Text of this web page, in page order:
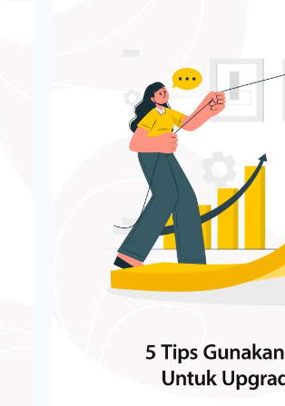
administrator terlebih
diperhatikan dalam
harus mengaktifkan
menggunakan fitur ini.
lanjut tentang petunjuk
dan masing-masing add-
atau grup. Setelah
menggunakan kit
presentasi dan rencana
cara memulai add-on.
membuat versi interaktif
juga: Merancang Sistem
Dari sana, Anda akan
Kunjungi Help Center
pandemi seperti saat ini.
terhadap platform belajar
melakukan peningkatan
tersebut menambahkan
sebelumnya. Seperti apa?
Credit: Google
telah menyediakan fitur
memanfaatkan fitur
pelajaran untuk para
mengalami beberapa
paling menonjol adalah
tayang materi perjalanan
juga bisa memanfaatkan
pengajaran yang akan
ada akan tetap sama.
mana saja yang akan